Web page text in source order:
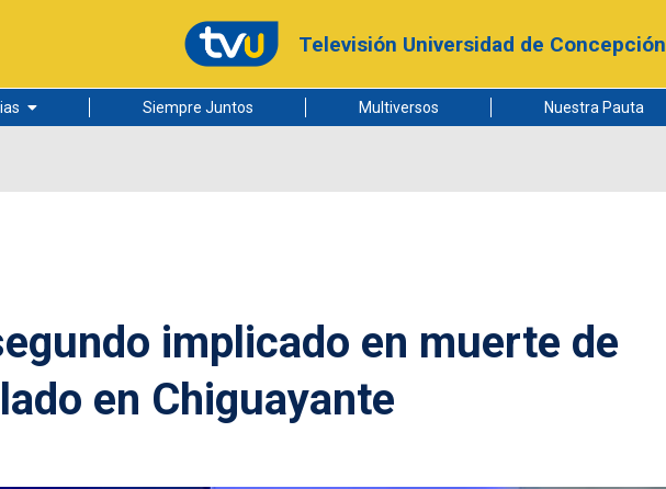
Televisión Universidad de Concepción
Siempre Juntos Multiversos Nuestra Pauta
implicado en muerte de
en Chiguayante